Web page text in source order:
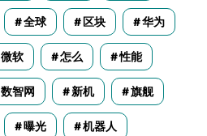
全球 区块 华为
微软 怎么 性能
数智网 新机 旗舰
曝光 机器人